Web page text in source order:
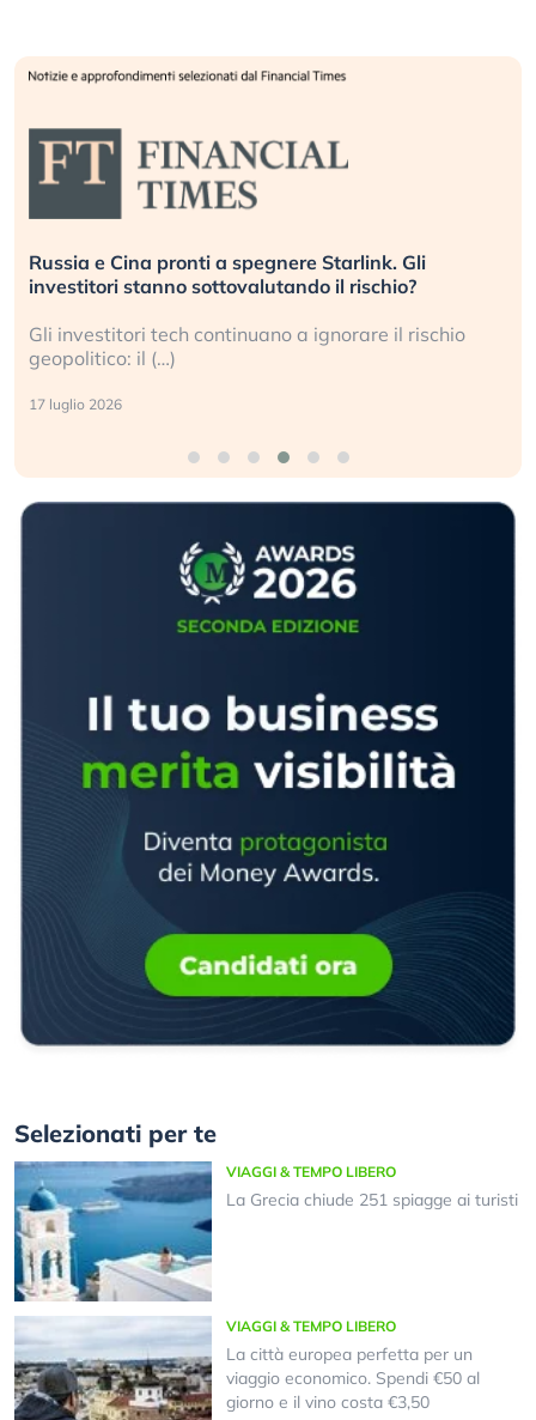
Russia e Cina pronti a spegnere Starlink. Gli
investitori stanno sottovalutando il rischio?
Gli investitori tech continuano a ignorare il rischio
geopolitico: il (…)
17 luglio 2026
Selezionati per te
VIAGGI & TEMPO LIBERO
La Grecia chiude 251 spiagge ai turisti
VIAGGI & TEMPO LIBERO
La città europea perfetta per un
viaggio economico. Spendi €50 al
giorno e il vino costa €3,50